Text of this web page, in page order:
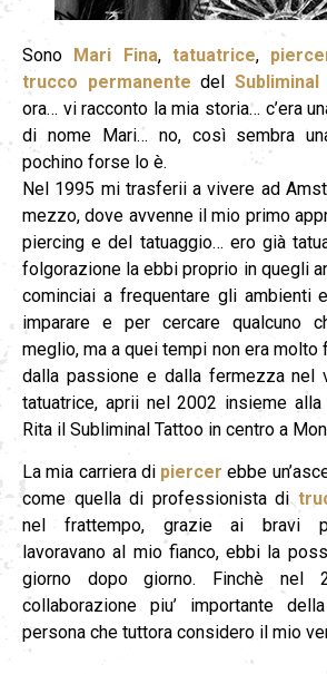
Sono Mari Fina, tatuatrice,
trucco permanente del
ora… vi racconto la mia storia… c’era
di nome Mari… no, così sembra
pochino forse lo è.
Nel 1995 mi trasferii a vivere ad
mezzo, dove avvenne il mio primo
piercing e del tatuaggio… ero già
folgorazione la ebbi proprio in quegli
cominciai a frequentare gli ambienti
imparare e per cercare qualcuno
meglio, ma a quei tempi non era
dalla passione e dalla fermezza nel
tatuatrice, aprii nel 2002 insieme
Rita il Subliminal Tattoo in centro a
La mia carriera di piercer ebbe
come quella di professionista di
nel frattempo, grazie ai bravi
lavoravano al mio fianco, ebbi la
giorno dopo giorno. Finchè nel
collaborazione piu’ importante
persona che tuttora considero il mio